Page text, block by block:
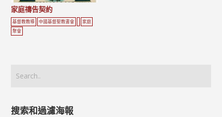
家庭禱告契約
基督教教導 中國基督聖教書會
家庭
聚會
搜索和過濾海報